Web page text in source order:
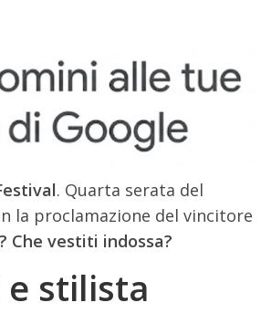
. Quarta serata del
la proclamazione del vincitore
Che vestiti indossa?
e stilista